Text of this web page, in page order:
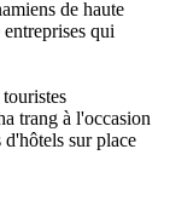
de haute
qui
trang à l'occasion
sur place